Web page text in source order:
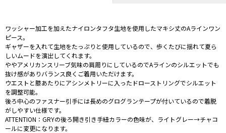
ワッシャー加工を加えたナイロンタフタ生地を使用したマキシ丈のAラインワン
ピース。
ギャザーを入れて生地をたっぷりと使用しているので、歩くたびに揺れて夏ら
しいムードを演出してくれます。
ややアメリカンスリーブ気味の肩周りにしているのでAラインのシルエットでも
抜け感がありバランス良くご着用いただけます。
ウエストと膝あたりにアシンメトリーに入ったドローストリングでシルエット
を調整可能。
後ろ中心のファスナー引手には長めのグログランテープが付いているので着脱
がしやすい仕様です。
ATTENTION：GRYの後ろ開き引き手紐カラーの色味が、ライトグレー→チャコ
ールに変更になります。